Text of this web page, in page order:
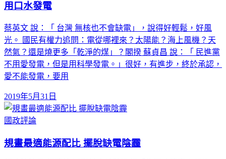
用口水發電
蔡英文 說：「 台灣 無核也不會缺電」，說得好輕鬆，好風
光。 國民有權力追問：電從哪裡來？太陽能？海上風機？天
然氣？還是燒更多「乾淨的煤」？閣揆 蘇貞昌 說：「 民進黨
不用愛發電，但是用科學發電。」很好，有進步，終於承認，
愛不能發電，要用
2019年5月31日
國政評論
規畫最適能源配比 擺脫缺電陰霾